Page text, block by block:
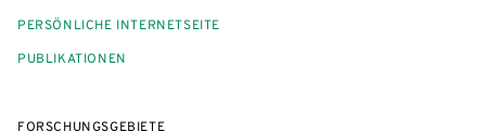
PERSÖNLICHE INTERNETSEITE
PUBLIKATIONEN
FORSCHUNGSGEBIETE